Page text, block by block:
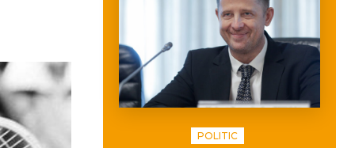
POLITIC